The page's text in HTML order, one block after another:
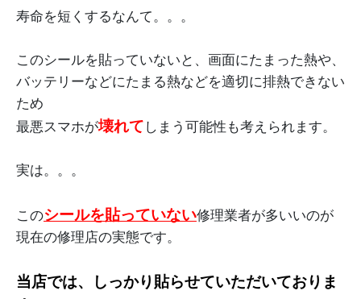
寿命を短くするなんて。。。
このシールを貼っていないと、画面にたまった熱や、
バッテリーなどにたまる熱などを適切に排熱できない
ため
最悪スマホが壊れて しまう可能性も考えられます。
実は。。。
このシールを貼っていない修理業者が多いいのが
現在の修理店の実態です。
当店では、しっかり貼らせていただいておりま